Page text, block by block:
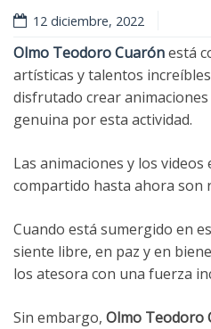
12 diciembre, 2022
Olmo Teodoro Cuarónestá
artísticas y talentos
disfrutado crear
genuina por esta actividad.
Las animaciones y los videos
compartido hasta ahora son
Cuando está sumergido en
siente libre, en paz y en
los atesora con una fuerza
Sin embargo, Olmo Teodoro